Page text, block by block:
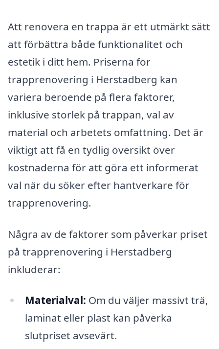
Att renovera en trappa är ett utmärkt sätt
att förbättra både funktionalitet och
estetik i ditt hem. Priserna för
trapprenovering i Herstadberg kan
variera beroende på flera faktorer,
inklusive storlek på trappan, val av
material och arbetets omfattning. Det är
viktigt att få en tydlig översikt över
kostnaderna för att göra ett informerat
val när du söker efter hantverkare för
trapprenovering.
Några av de faktorer som påverkar priset
på trapprenovering i Herstadberg
inkluderar:
Materialval: Om du väljer massivt trä,
laminat eller plast kan påverka
slutpriset avsevärt.